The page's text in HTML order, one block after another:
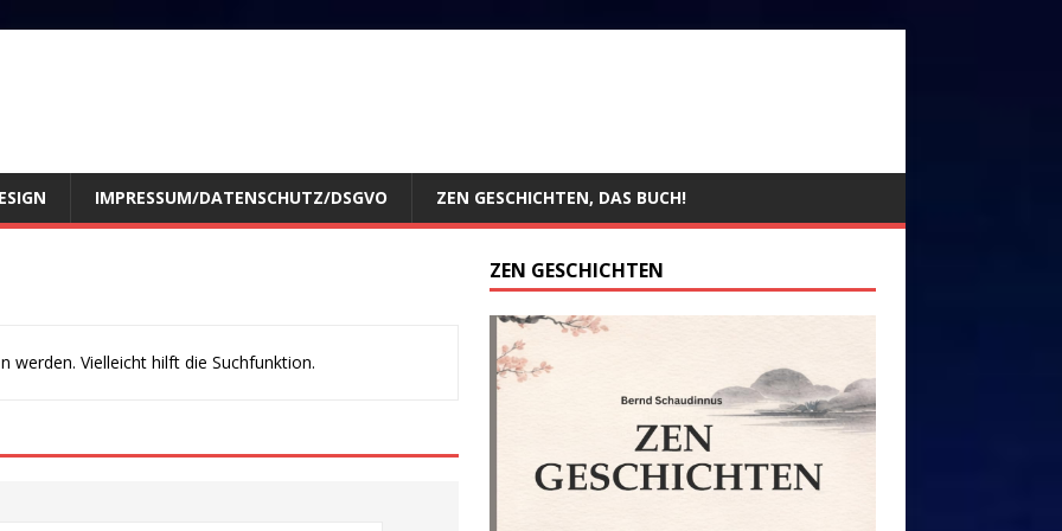
IMPRESSUM/DATENSCHUTZ/DSGVO ZEN GESCHICHTEN, DAS BUCH!
werden. Vielleicht hilft die Suchfunktion.
ZEN GESCHICHTEN